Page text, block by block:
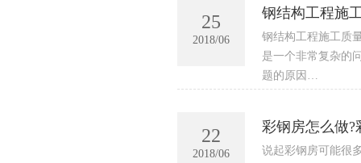
25
2018/06
钢结构工程施
钢结构工程施工质
是一个非常复杂的
题的原因…
22
2018/06
彩钢房怎么做?
说起彩钢房可能很